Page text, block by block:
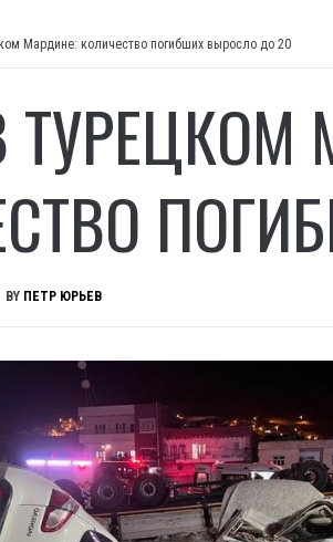
Мардине: количество погибших выросло до 20
ТУРЕЦКОМ
BY ПЕТР ЮРЬЕВ